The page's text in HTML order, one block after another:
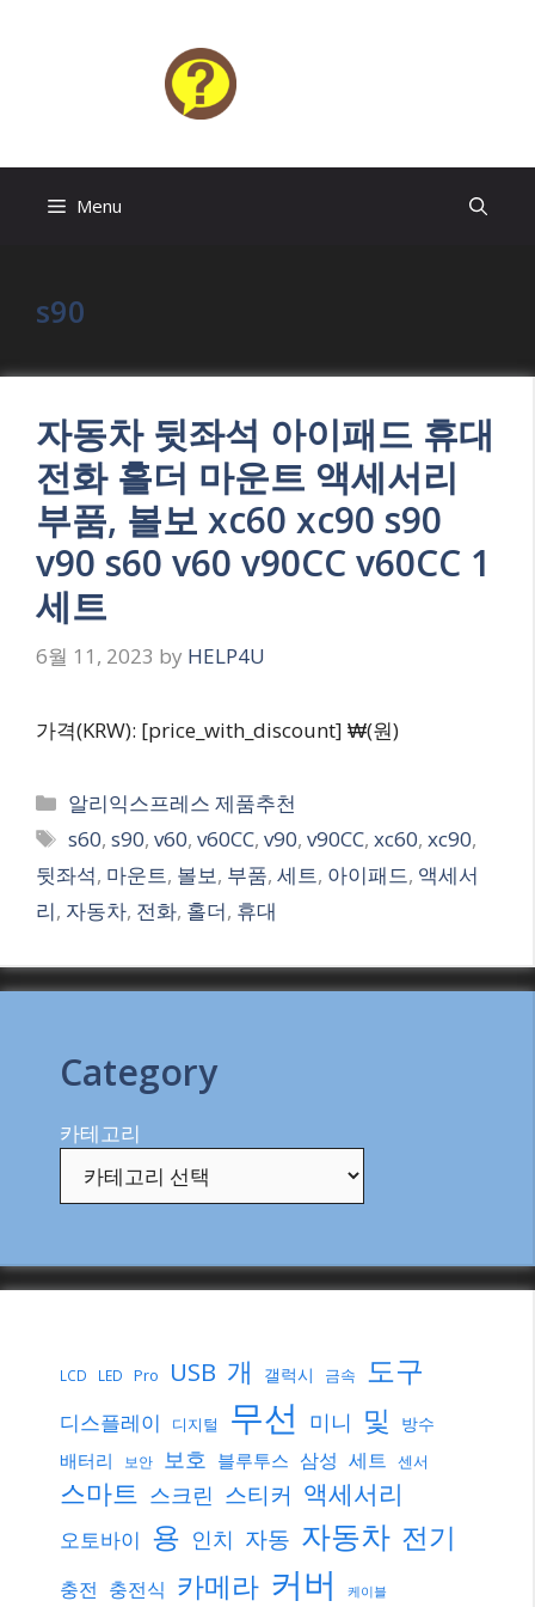
Menu
s90
자동차 뒷좌석 아이패드 휴대
전화 홀더 마운트 액세서리
부품, 볼보 xc60 xc90 s90
v90 s60 v60 v90CC v60CC 1
세트
6월 11, 2023 by HELP4U
가격(KRW): [price_with_discount] ₩(원)
Categories
알리익스프레스 제품추천
Tags
s60,s90,v60,v60CC,v90,v90CC,xc60,xc90,
뒷좌석, 마운트, 볼보, 부품, 세트, 아이패드, 액세서
리, 자동차, 전화, 홀더, 휴대
Category
카테고리
LCD LED Pro USB 개 갤럭시 금속 도구
디스플레이 디지털 무선 미니 및 방수
배터리 보안 보호 블루투스 삼성 세트 센서
스마트 스크린 스티커 액세서리
오토바이 용 인치 자동 자동차 전기
충전 충전식 카메라 커버 케이블